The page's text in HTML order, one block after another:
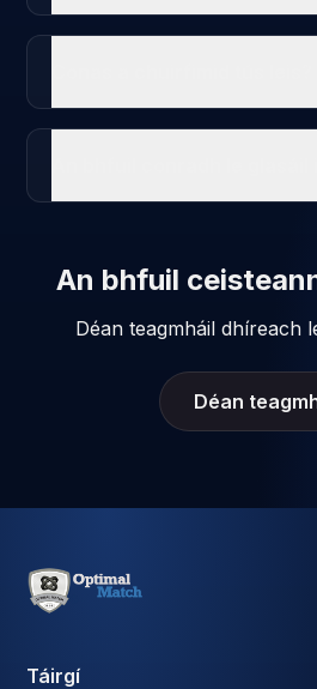
An bhfuil
Déan teagmháil dhíreach
Déan
Táirgí